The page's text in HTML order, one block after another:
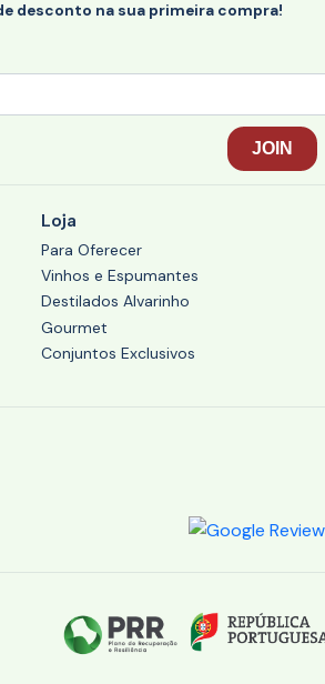
desconto na sua primeira compra!
Loja
Para Oferecer
Vinhos e Espumantes
Destilados Alvarinho
Gourmet
Conjuntos Exclusivos